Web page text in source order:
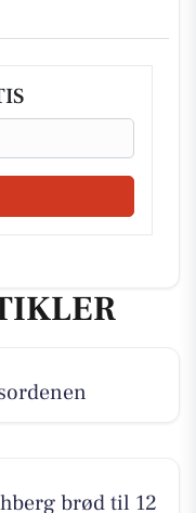
brød til 12